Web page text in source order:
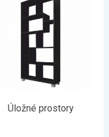
Úložné prostory